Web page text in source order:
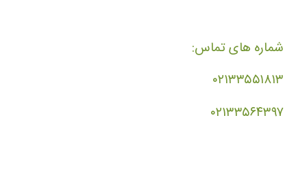
شماره های تماس:
۰۲۱۳۳۵۵۱۸۱۳
۰۲۱۳۳۵۶۴۳۹۷